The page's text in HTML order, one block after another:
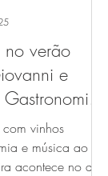
no verão
e
de inverno
vinhos
e música ao
acontece no dia